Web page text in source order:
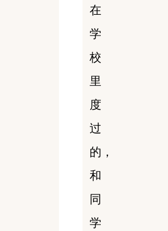
在
学
校
里
度
过
的，
和
同
学